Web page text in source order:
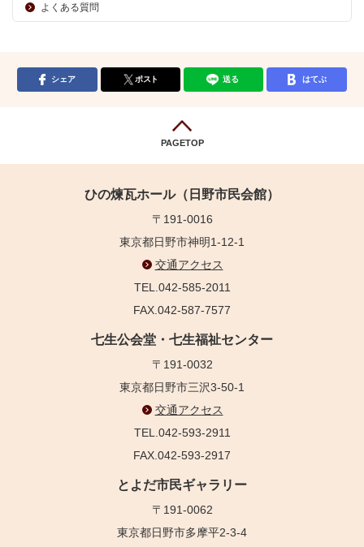
よくある質問
シェア ポスト 送る はてぶ
PAGETOP
ひの煉瓦ホール（日野市民会館）
〒191-0016
東京都日野市神明1-12-1
交通アクセス
TEL.042-585-2011
FAX.042-587-7577
七生公会堂・七生福祉センター
〒191-0032
東京都日野市三沢3-50-1
交通アクセス
TEL.042-593-2911
FAX.042-593-2917
とよだ市民ギャラリー
〒191-0062
東京都日野市多摩平2-3-4